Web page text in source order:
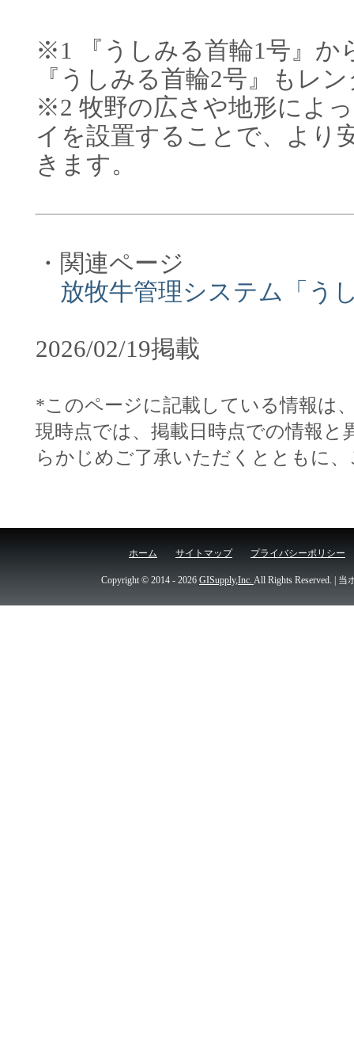
※1 『うしみる首輪1号』か
『うしみる首輪2号』もレ
※2 牧野の広さや地形によ
イを設置することで、より
きます。
・関連ページ
放牧牛管理システム「
2026/02/19掲載
*このページに記載している情報は
現時点では、掲載日時点での情報
らかじめご了承いただくとともに
ホーム サイトマップ プライバシーポリシー
Copyright © 2014 - 2026 GISupply,Inc. All Rights Reserved. |